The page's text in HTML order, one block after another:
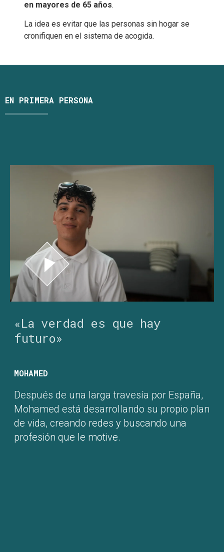
en mayores de 65 años.
La idea es evitar que las personas sin hogar se
cronifiquen en el sistema de acogida.
EN PRIMERA PERSONA
«La verdad es que hay
futuro»
MOHAMED
Después de una larga travesía por España,
Mohamed está desarrollando su propio plan
de vida, creando redes y buscando una
profesión que le motive.